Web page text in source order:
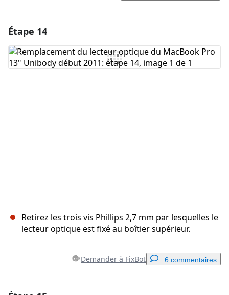
Ajouter un commentaire
Étape 14
Retirez les trois vis Phillips 2,7 mm par lesquelles le
lecteur optique est fixé au boîtier supérieur.
Demander à FixBot 6 commentaires